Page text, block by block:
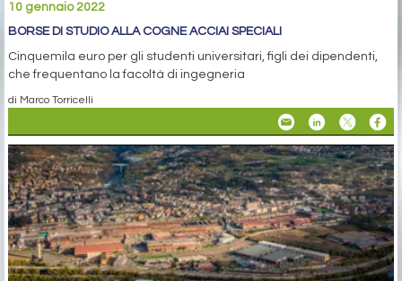
10 gennaio 2022
BORSE DI STUDIO ALLA COGNE ACCIAI SPECIALI
Cinquemila euro per gli studenti universitari, figli dei dipendenti,
che frequentano la facoltà di ingegneria
di Marco Torricelli